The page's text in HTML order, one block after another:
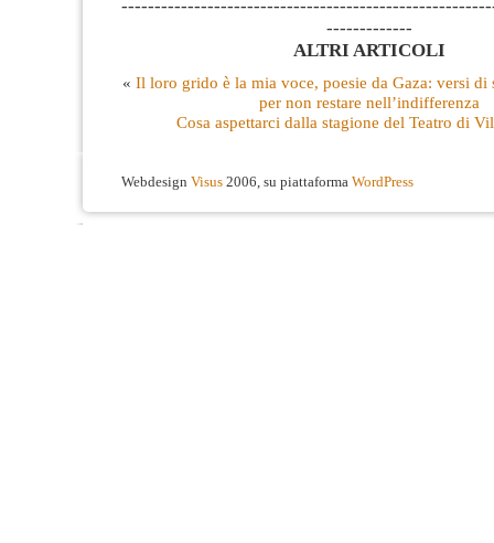
-------------
ALTRI ARTICOLI
« Il loro grido è la mia voce, poesie da Gaza: versi di
per non restare nell’indifferenza
Cosa aspettarci dalla stagione del Teatro di
Webdesign Visus 2006, su piattaforma WordPress